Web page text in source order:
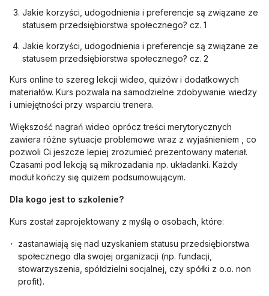
Jakie korzyści, udogodnienia i preferencje są związane ze
statusem przedsiębiorstwa społecznego? cz. 1
Jakie korzyści, udogodnienia i preferencje są związane ze
statusem przedsiębiorstwa społecznego? cz. 2
Kurs online to szereg lekcji wideo, quizów i dodatkowych
materiałów. Kurs pozwala na samodzielne zdobywanie wiedzy
i umiejętności przy wsparciu trenera.
Większość nagrań wideo oprócz treści merytorycznych
zawiera różne sytuacje problemowe wraz z wyjaśnieniem , co
pozwoli Ci jeszcze lepiej zrozumieć prezentowany materiał.
Czasami pod lekcją są mikrozadania np. układanki. Każdy
moduł kończy się quizem podsumowującym.
Dla kogo jest to szkolenie?
Kurs został zaprojektowany z myślą o osobach, które:
zastanawiają się nad uzyskaniem statusu przedsiębiorstwa
społecznego dla swojej organizacji (np. fundacji,
stowarzyszenia, spółdzielni socjalnej, czy spółki z o.o. non
profit).